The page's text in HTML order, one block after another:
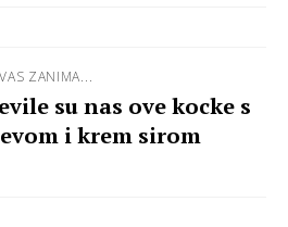
ZANIMA...
su nas ove kocke s
i krem sirom